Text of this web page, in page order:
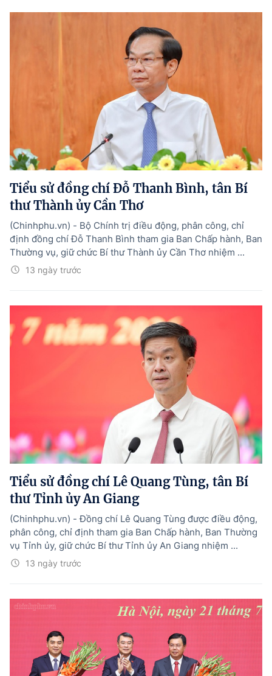
Tiểu sử đồng chí Đỗ Thanh Bình, tân Bí
thư Thành ủy Cần Thơ
13 ngày trước
(Chinhphu.vn) - Bộ Chính trị điều động, phân công, chỉ
định đồng chí Đỗ Thanh Bình tham gia Ban Chấp hành, Ban
Thường vụ, giữ chức Bí thư Thành ủy Cần Thơ nhiệm ...
Tiểu sử đồng chí Lê Quang Tùng, tân Bí
thư Tỉnh ủy An Giang
13 ngày trước
(Chinhphu.vn) - Đồng chí Lê Quang Tùng được điều động,
phân công, chỉ định tham gia Ban Chấp hành, Ban Thường
vụ Tỉnh ủy, giữ chức Bí thư Tỉnh ủy An Giang nhiệm ...